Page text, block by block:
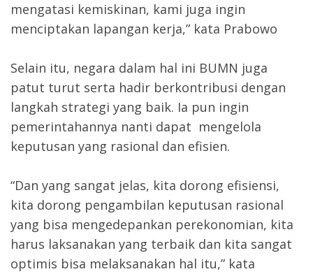
mengatasi kemiskinan, kami juga ingin
menciptakan lapangan kerja,” kata Prabowo
Selain itu, negara dalam hal ini BUMN juga
patut turut serta hadir berkontribusi dengan
langkah strategi yang baik. Ia pun ingin
pemerintahannya nanti dapat mengelola
keputusan yang rasional dan efisien.
“Dan yang sangat jelas, kita dorong efisiensi,
kita dorong pengambilan keputusan rasional
yang bisa mengedepankan perekonomian, kita
harus laksanakan yang terbaik dan kita sangat
optimis bisa melaksanakan hal itu,” kata